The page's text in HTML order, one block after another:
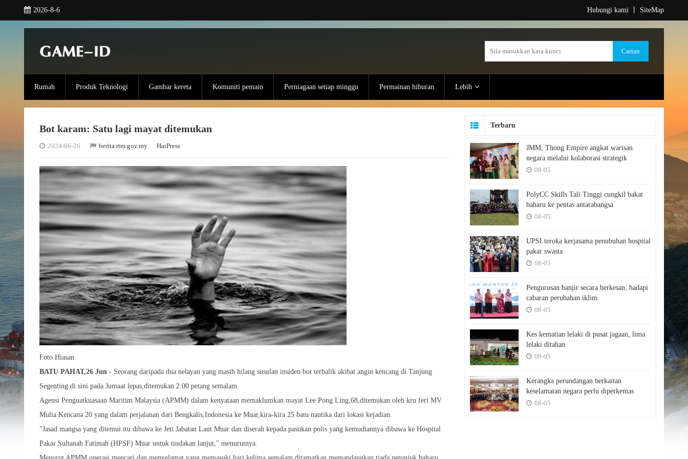
2026-8-6 Hubungi kami SiteMap
Rumah Produk Teknologi Gambar kereta Komuniti pemain Perniagaan setiap minggu Permainan hiburan Lebih
Bot karam: Satu lagi mayat ditemukan
2024-06-26 berita.rtm.gov.my HaiPress
Foto Hiasan
BATU PAHAT,26 Jun - Seorang daripada dua nelayan yang masih hilang susulan insiden bot terbalik akibat angin kencang di Tanjung
Segenting di sini pada Jumaat lepas,ditemukan 2.00 petang semalam.
Agensi Penguatkuasaan Maritim Malaysia (APMM) dalam kenyataan memaklumkan mayat Lee Pong Ling,68,ditemukan oleh kru feri MV
Mulia Kencana 20 yang dalam perjalanan dari Bengkalis,Indonesia ke Muar,kira-kira 25 batu nautika dari lokasi kejadian.
"Jasad mangsa yang ditemui itu dibawa ke Jeti Jabatan Laut Muar dan diserah kepada pasukan polis yang kemudiannya dibawa ke Hospital
Pakar Sultanah Fatimah (HPSF) Muar untuk tindakan lanjut," menurutnya.
Terbaru
JMM, Thong Empire angkat warisan
negara melalui kolaborasi strategik
08-05
PolyCC Skills Tali Tinggi cungkil bakat
baharu ke pentas antarabangsa
08-05
UPSI teroka kerjasama penubuhan hospital
pakar swasta
08-05
Pengurusan banjir secara berkesan, hadapi
cabaran perubahan iklim.
08-05
Kes kematian lelaki di pusat jagaan, lima
lelaki ditahan
08-05
Kerangka perundangan berkaitan
keselamatan negara perlu diperkemas
08-05